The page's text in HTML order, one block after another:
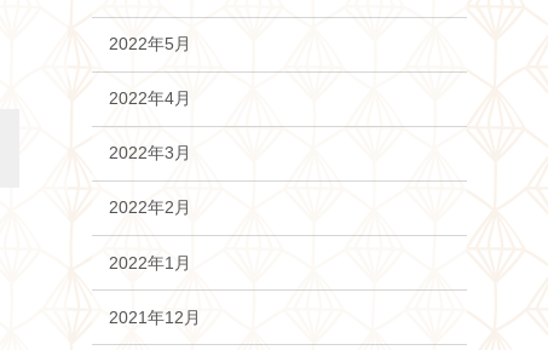
2022年5月
2022年4月
2022年3月
2022年2月
2022年1月
2021年12月